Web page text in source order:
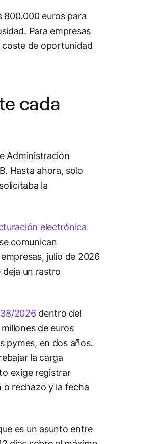
800.000 euros para
Para empresas
coste de oportunidad
cada
Administración
Hasta ahora, solo
la
electrónica
comunican
julio de 2026
deja un rastro
2026 dentro del
de euros
pymes, en dos años.
la carga
exige registrar
o rechazo y la fecha
es un asunto entre